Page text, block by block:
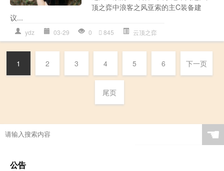
顶之弈中浪客之风亚索的主C装备建
议...
ydz 03-29 0 845 云顶之弈
1 2 3 4 5 6 下一页
尾页
☚
公告